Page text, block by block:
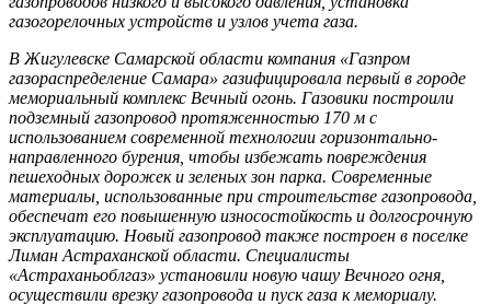
газогорелочных устройств и узлов учета газа.
В Жигулевске Самарской области компания «Газпром
газораспределение Самара» газифицировала первый в городе
мемориальный комплекс Вечный огонь. Газовики построили
подземный газопровод протяженностью 170 м с
использованием современной технологии горизонтально-
направленного бурения, чтобы избежать повреждения
пешеходных дорожек и зеленых зон парка. Современные
материалы, использованные при строительстве газопровода,
обеспечат его повышенную износостойкость и долгосрочную
эксплуатацию. Новый газопровод также построен в поселке
Лиман Астраханской области. Специалисты
«Астраханьоблгаз» установили новую чашу Вечного огня,
осуществили врезку газопровода и пуск газа к мемориалу.